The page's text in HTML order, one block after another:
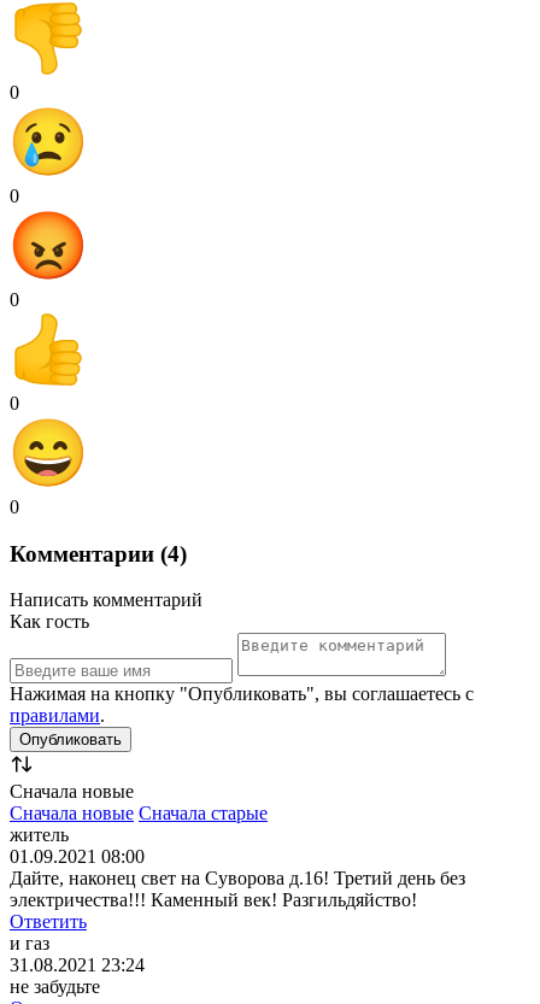
0
0
0
0
0
Комментарии (4)
Написать комментарий
Как гость
Нажимая на кнопку "Опубликовать", вы соглашаетесь с
правилами.
Сначала новые
Сначала новые Сначала старые
житель
01.09.2021 08:00
Дайте, наконец свет на Суворова д.16! Третий день без
электричества!!! Каменный век! Разгильдяйство!
Ответить
и газ
31.08.2021 23:24
не забудьте